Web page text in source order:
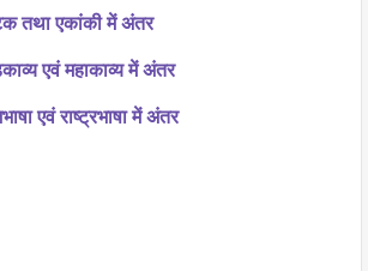
तथा एकांकी में अंतर
एवं महाकाव्य में अंतर
एवं राष्ट्रभाषा में अंतर